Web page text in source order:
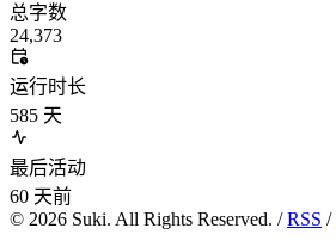
总字数
24,373
运行时长
585 天
最后活动
60 天前
© 2026 Suki. All Rights Reserved. /RSS /